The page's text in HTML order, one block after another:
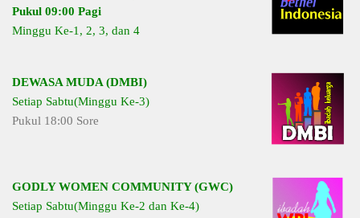
Pukul 09:00 Pagi
Minggu Ke-1, 2, 3, dan 4
DEWASA MUDA (DMBI)
Setiap Sabtu(Minggu Ke-3)
Pukul 18:00 Sore
GODLY WOMEN COMMUNITY (GWC)
Setiap Sabtu(Minggu Ke-2 dan Ke-4)